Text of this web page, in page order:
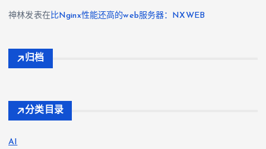
神林发表在 比Nginx性能还高的web服务器：NXWEB
归档
分类目录
AI